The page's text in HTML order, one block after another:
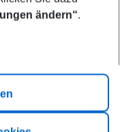
ändern“.